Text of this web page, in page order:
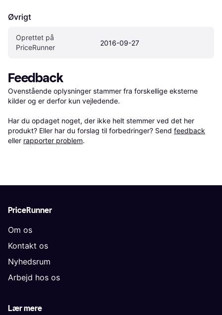
Øvrigt
Oprettet på
PriceRunner
2016-09-27
Feedback
Ovenstående oplysninger stammer fra forskellige eksterne
kilder og er derfor kun vejledende.
Har du opdaget noget, der ikke helt stemmer ved det her
produkt? Eller har du forslag til forbedringer? Send feedback
eller rapporter problem.
PriceRunner
Om os
Kontakt os
Nyhedsrum
Arbejd hos os
Lær mere